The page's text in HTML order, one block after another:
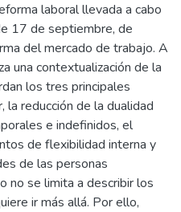
laboral llevada a cabo
17 de septiembre, de
del mercado de trabajo. A
una contextualización de la
los tres principales
reducción de la dualidad
e indefinidos, el
de flexibilidad interna y
de las personas
no se limita a describir los
ir más allá. Por ello,